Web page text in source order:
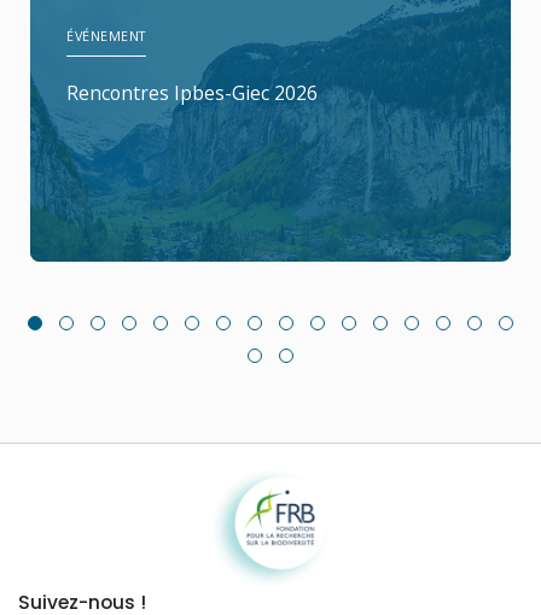
ÉVÉNEMENT
Rencontres Ipbes-Giec 2026
Fondation pour la recherche sur la biodiversité
Suivez-nous !